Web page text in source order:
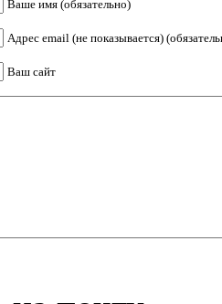
Ваше имя (обязательно)
Адрес email (не показывается)
Ваш сайт